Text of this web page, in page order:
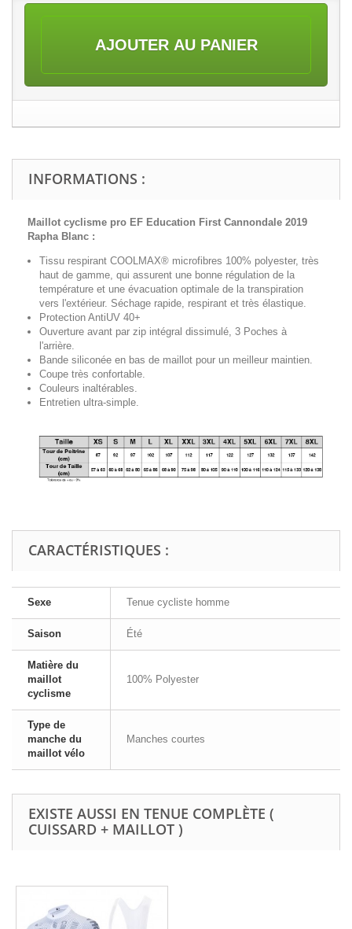
AJOUTER AU PANIER
INFORMATIONS :
Maillot cyclisme pro EF Education First Cannondale 2019
Rapha Blanc :
Tissu respirant COOLMAX® microfibres 100% polyester, très
haut de gamme, qui assurent une bonne régulation de la
température et une évacuation optimale de la transpiration
vers l'extérieur. Séchage rapide, respirant et très élastique.
Protection AntiUV 40+
Ouverture avant par zip intégral dissimulé, 3 Poches à
l'arrière.
Bande siliconée en bas de maillot pour un meilleur maintien.
Coupe très confortable.
Couleurs inaltérables.
Entretien ultra-simple.
CARACTÉRISTIQUES :
Sexe Tenue cycliste homme
Saison Été
Matière du
maillot
cyclisme
100% Polyester
Type de
manche du
maillot vélo
Manches courtes
EXISTE AUSSI EN TENUE COMPLÈTE (
CUISSARD + MAILLOT )